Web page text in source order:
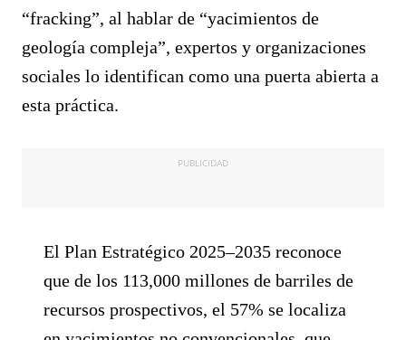
“fracking”, al hablar de “yacimientos de
geología compleja”, expertos y organizaciones
sociales lo identifican como una puerta abierta a
esta práctica.
PUBLICIDAD
El Plan Estratégico 2025–2035 reconoce
que de los 113,000 millones de barriles de
recursos prospectivos, el 57% se localiza